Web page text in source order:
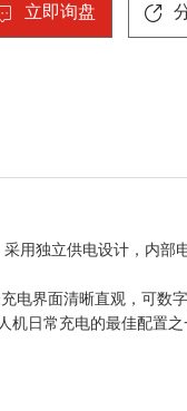
立即询盘
采用独立供电设计，内部
电界面清晰直观， 可数
机 日常充电的最佳配置之